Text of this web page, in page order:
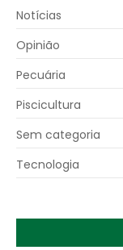
Notícias
Opinião
Pecuária
Piscicultura
Sem categoria
Tecnologia